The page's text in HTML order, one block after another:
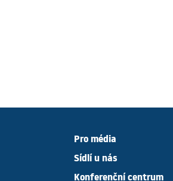
Pro média
Sídlí u nás